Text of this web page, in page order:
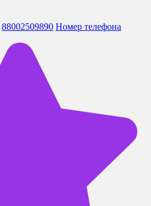
88002509890 Номер телефона